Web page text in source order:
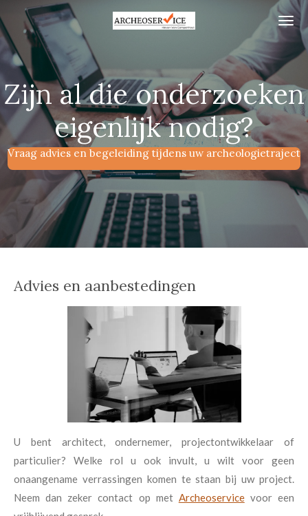
direct
naar
hoofdinhoud
Zijn al die onderzoeken
eigenlijk nodig?
Vraag advies en begeleiding tijdens uw archeologietraject
Advies en aanbestedingen
U bent architect, ondernemer, projectontwikkelaar of
particulier? Welke rol u ook invult, u wilt voor geen
onaangename verrassingen komen te staan bij uw project.
Neem dan zeker contact op met Archeoservicevoor een